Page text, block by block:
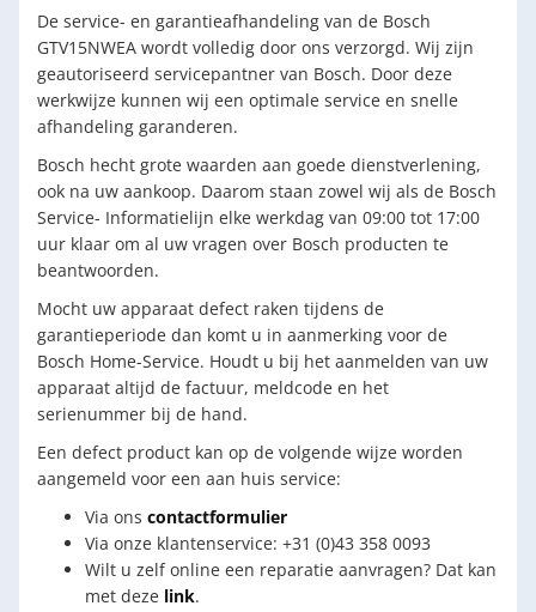
De service- en garantieafhandeling van de Bosch
GTV15NWEA wordt volledig door ons verzorgd. Wij zijn
geautoriseerd servicepantner van Bosch. Door deze
werkwijze kunnen wij een optimale service en snelle
afhandeling garanderen.
Bosch hecht grote waarden aan goede dienstverlening,
ook na uw aankoop. Daarom staan zowel wij als de Bosch
Service- Informatielijn elke werkdag van 09:00 tot 17:00
uur klaar om al uw vragen over Bosch producten te
beantwoorden.
Mocht uw apparaat defect raken tijdens de
garantieperiode dan komt u in aanmerking voor de
Bosch Home-Service. Houdt u bij het aanmelden van uw
apparaat altijd de factuur, meldcode en het
serienummer bij de hand.
Een defect product kan op de volgende wijze worden
aangemeld voor een aan huis service:
Via ons contactformulier
Via onze klantenservice: +31 (0)43 358 0093
Wilt u zelf online een reparatie aanvragen? Dat kan
met deze link.